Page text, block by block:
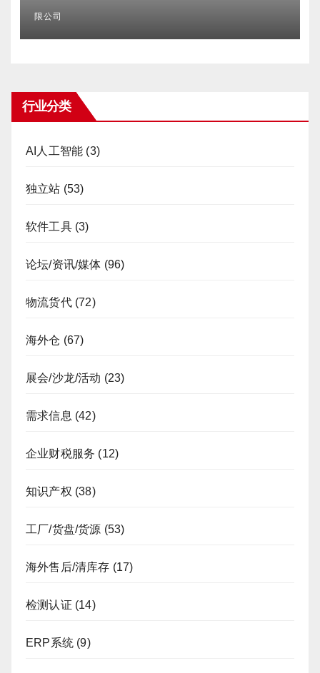
限公司
行业分类
AI人工智能 (3)
独立站 (53)
软件工具(3)
论坛/资讯/媒体 (96)
物流货代(72)
海外仓 (67)
展会/沙龙/活动 (23)
需求信息 (42)
企业财税服务 (12)
知识产权 (38)
工厂/货盘/货源 (53)
海外售后/清库存 (17)
检测认证 (14)
ERP系统 (9)